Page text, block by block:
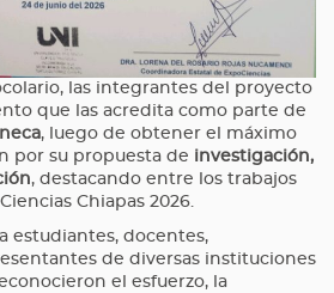
las integrantes del proyecto
que las acredita como parte de
, luego de obtener el máximo
por su propuesta de investigación,
, destacando entre los trabajos
Chiapas 2026.
estudiantes, docentes,
de diversas instituciones
el esfuerzo, la